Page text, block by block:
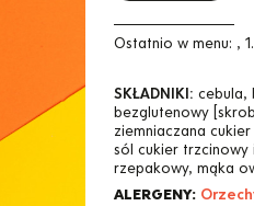
Ostatnio w menu: ,
SKŁADNIKI: cebula,
bezglutenowy
ziemniaczana
sól cukier trzcinowy
rzepakowy, mąka
ALERGENY: